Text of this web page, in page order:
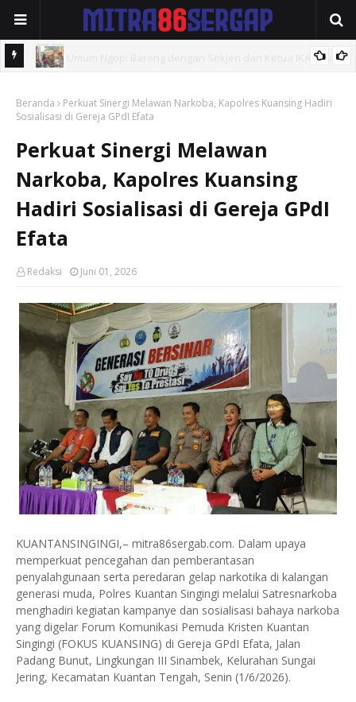
Antisipasi Antrean dan Penyelewengan BBM Bersubsidi
Beranda
Perkuat Sinergi Melawan Narkoba, Kapolres Kuansing Hadiri
Sosialisasi di Gereja GPdI Efata
Perkuat Sinergi Melawan
Narkoba, Kapolres Kuansing
Hadiri Sosialisasi di Gereja GPdI
Efata
Redaksi Juni 01, 2026
KUANTANSINGINGI,– mitra86sergab.com. Dalam upaya
memperkuat pencegahan dan pemberantasan
penyalahgunaan serta peredaran gelap narkotika di kalangan
generasi muda, Polres Kuantan Singingi melalui Satresnarkoba
menghadiri kegiatan kampanye dan sosialisasi bahaya narkoba
yang digelar Forum Komunikasi Pemuda Kristen Kuantan
Singingi (FOKUS KUANSING) di Gereja GPdI Efata, Jalan
Padang Bunut, Lingkungan III Sinambek, Kelurahan Sungai
Jering, Kecamatan Kuantan Tengah, Senin (1/6/2026).